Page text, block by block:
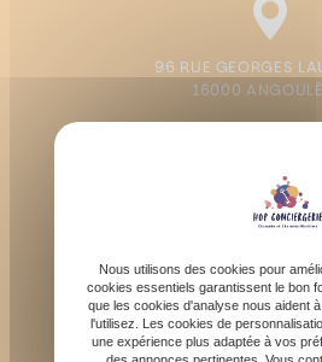
96 RUE GEORGES
16000
Lundi - Vendredi :
Nous utilisons des cookies pour
cookies essentiels garantissent le bon
que les cookies d'analyse nous aident
l'utilisez. Les cookies de
une expérience plus adaptée à vos